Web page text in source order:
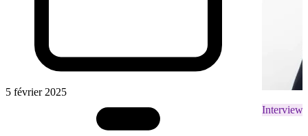
5 février 2025
Interviews